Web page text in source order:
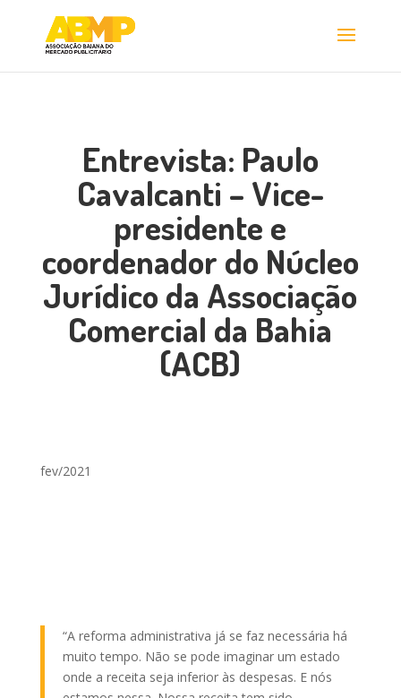
Entrevista: Paulo
Cavalcanti – Vice-
presidente e
coordenador do Núcleo
Jurídico da Associação
Comercial da Bahia
(ACB)
fev/2021
“A reforma administrativa já se faz necessária há
muito tempo. Não se pode imaginar um estado
onde a receita seja inferior às despesas. E nós